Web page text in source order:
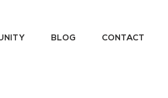
BLOG CONTACT